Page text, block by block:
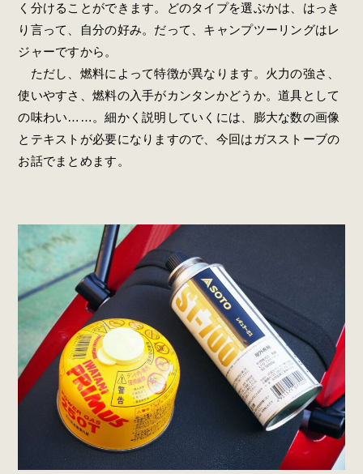
く分けることができます。どのタイプを選ぶかは、はっき
り言って、自分の好み。だって、キャンプツーリングはレ
ジャーですから。
ただし、燃料によって特徴が異なります。火力の強さ、
使いやすさ、燃料の入手がカンタンかどうか。道具として
の味わい……。細かく説明していくには、膨大な数の画像
とテキストが必要になりますので、今回はガスストーブの
お話でまとめます。